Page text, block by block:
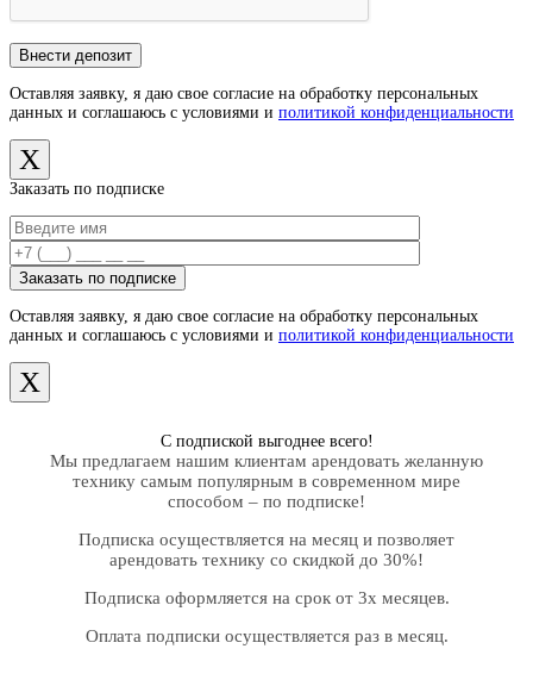
Оставляя заявку, я даю свое согласие на обработку персональных
данных и соглашаюсь с условиями и политикой конфиденциальности
X
Заказать по подписке
Оставляя заявку, я даю свое согласие на обработку персональных
данных и соглашаюсь с условиями и политикой конфиденциальности
X
С подпиской выгоднее всего!
Мы предлагаем нашим клиентам арендовать желанную
технику самым популярным в современном мире
способом – по подписке!
Подписка осуществляется на месяц и позволяет
арендовать технику со скидкой до 30%!
Подписка оформляется на срок от 3х месяцев.
Оплата подписки осуществляется раз в месяц.